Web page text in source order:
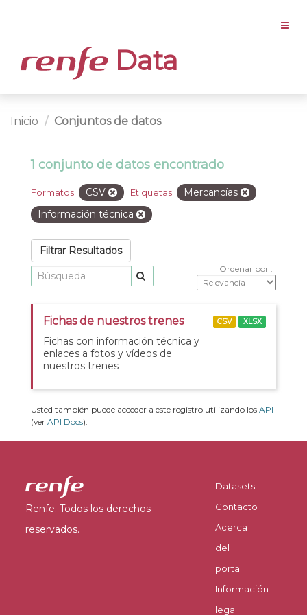
Data
Inicio Conjuntos de datos
1 conjunto de datos encontrado
Formatos: CSV Etiquetas:
Mercancías
Información técnica
Filtrar Resultados
Ordenar por
Fichas de nuestros trenes
Fichas con información técnica y
enlaces a fotos y vídeos de
nuestros trenes
CSV XLSX
Usted también puede acceder a este registro utilizando los API
(ver API Docs).
Renfe. Todos los derechos
reservados.
Datasets
Contacto
Acerca
del
portal
Información
legal